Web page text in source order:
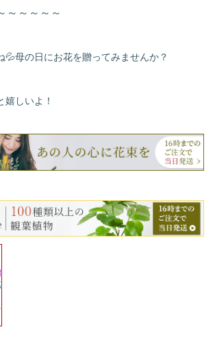
～～～～～
💦母の日にお花を贈ってみませんか？
嬉しいよ！